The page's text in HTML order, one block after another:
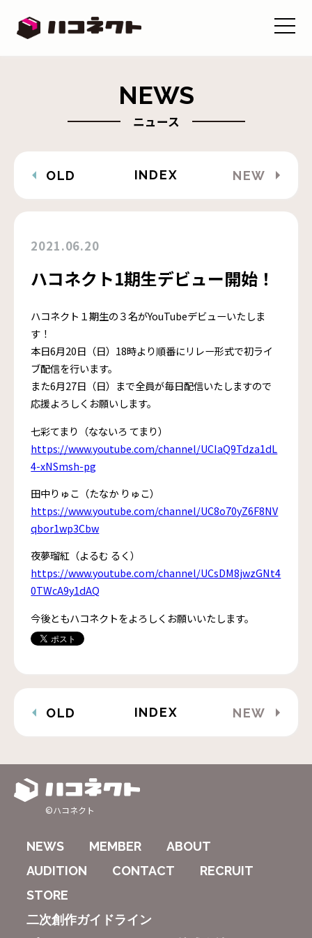
NEWS
ニュース
OLD INDEX NEW
2021.06.20
ハコネクト1期生デビュー開始！
ハコネクト１期生の３名がYouTubeデビューいたしま
す！
本日6月20日（日）18時より順番にリレー形式で初ライ
ブ配信を行います。
また6月27日（日）まで全員が毎日配信いたしますので
応援よろしくお願いします。
七彩てまり（なないろ てまり）
https://www.youtube.com/channel/UCIaQ9Tdza1dL
4-xNSmsh-pg
田中りゅこ（たなか りゅこ）
https://www.youtube.com/channel/UC8o70yZ6F8NV
qbor1wp3Cbw
夜夢瑠紅（よるむ るく）
https://www.youtube.com/channel/UCsDM8jwzGNt4
0TWcA9y1dAQ
今後ともハコネクトをよろしくお願いいたします。
OLD INDEX NEW
©ハコネクト
NEWS MEMBER
ABOUT
AUDITION
CONTACT
RECRUIT
STORE
二次創作ガイドライン